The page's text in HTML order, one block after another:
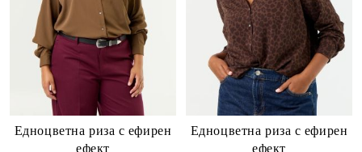
Едноцветна риза с ефирен
ефект
Едноцветна риза с ефирен
ефект